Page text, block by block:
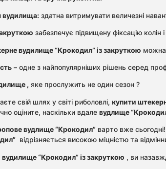
вудилища: здатна витримувати величезні
забезпечує підвищену фіксацію
вудилище “Крокодил” із закруткою можна
– одне з найпопулярніших рішень серед
, яке прослужить не один сезон ?
свій шлях у світі риболовлі, купити
оціните, наскільки вдале вудлище
вудлище “Крокодил” варто вже
відрізняється високою міцністю та
вудилище “Крокодил” із закруткою , ви